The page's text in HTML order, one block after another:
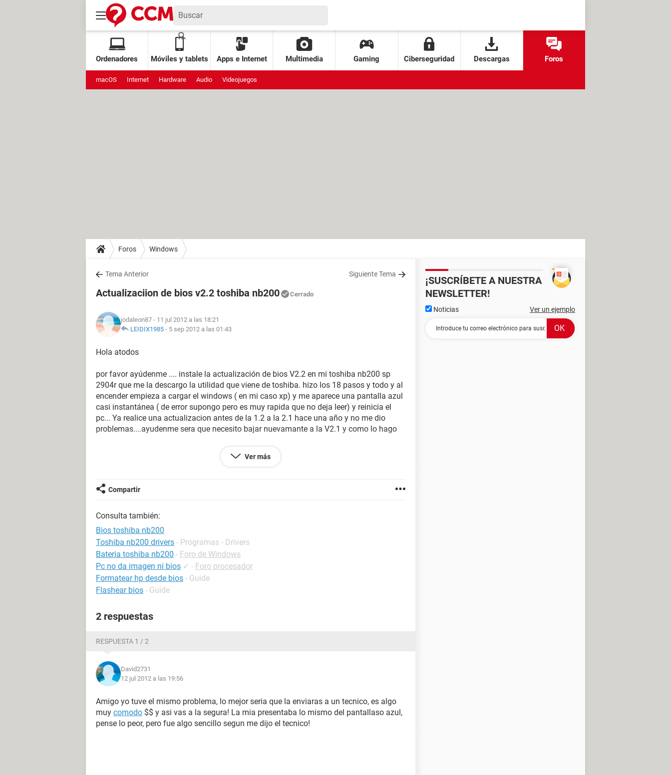
Ordenadores Móviles y tablets Apps e Internet Multimedia Gaming Ciberseguridad Descargas Foros
macOS Internet Hardware Audio Videojuegos
Foros Windows
Tema Anterior Siguiente Tema
Actualizaciion de bios v2.2 toshiba nb200 Cerrado
jodaleon87 - 11 jul 2012 a las 18:21
LEIDIX1985 - 5 sep 2012 a las 01:43
Hola atodos
por favor ayúdenme .... instale la actualización de bios V2.2 en mi toshiba nb200 sp
2904r que me la descargo la utilidad que viene de toshiba. hizo los 18 pasos y todo y al
encender empieza a cargar el windows ( en mi caso xp) y me aparece una pantalla azul
casi instantánea ( de error supongo pero es muy rapida que no deja leer) y reinicia el
pc... Ya realice una actualizacion antes de la 1.2 a la 2.1 hace una año y no me dio
problemas....ayudenme sera que necesito bajar nuevamante a la V2.1 y como lo hago
Ver más
Compartir
Consulta también:
Bios toshiba nb200
Toshiba nb200 drivers - Programas - Drivers
Bateria toshiba nb200 - Foro de Windows
Pc no da imagen ni bios ✓ - Foro procesador
Formatear hp desde bios - Guide
Flashear bios - Guide
2 respuestas
RESPUESTA 1 / 2
David2731
12 jul 2012 a las 19:56
Amigo yo tuve el mismo problema, lo mejor seria que la enviaras a un tecnico, es algo
muy comodo $$ y asi vas a la segura! La mia presentaba lo mismo del pantallaso azul,
pense lo peor, pero fue algo sencillo segun me dijo el tecnico!
¡SUSCRÍBETE A NUESTRA
NEWSLETTER!
Noticias Ver un ejemplo